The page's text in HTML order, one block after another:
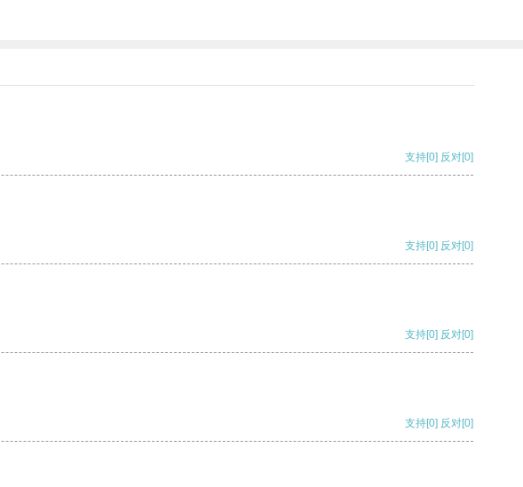
支持[0] 反对[0]
支持[0] 反对[0]
支持[0] 反对[0]
支持[0] 反对[0]